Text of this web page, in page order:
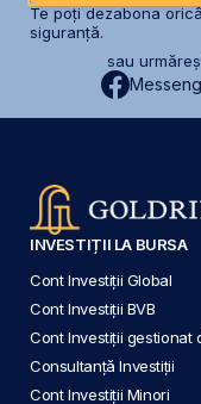
Te poți dezabona
siguranță.
sau
INVESTIȚII LA BURSA
Cont Investiții Global
Cont Investiții BVB
Cont Investiții gestionat
Consultanță Investiții
Cont Investiții Minori